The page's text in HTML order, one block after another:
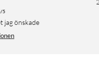
5
jag önskade